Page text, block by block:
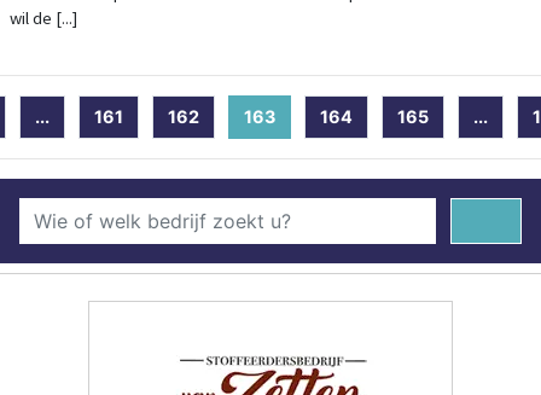
wil de [...]
... 161 162 163(current)
164 165 ...